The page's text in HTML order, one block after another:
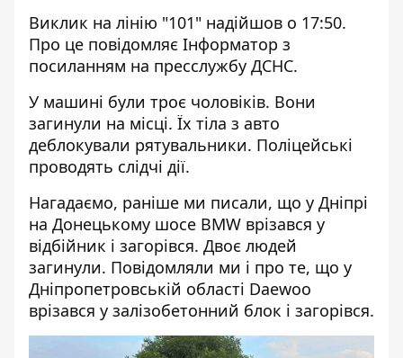
Виклик на лінію "101" надійшов о 17:50.
Про це повідомляє Інформатор з
посиланням на пресслужбу ДСНС.
У машині були троє чоловіків. Вони
загинули на місці. Їх тіла з авто
деблокували рятувальники. Поліцейські
проводять слідчі дії.
Нагадаємо, раніше ми писали, що у Дніпрі
на Донецькому шосе BMW врізався у
відбійник і загорівся. Двоє людей
загинули. Повідомляли ми і про те, що у
Дніпропетровській області Daewoo
врізався у залізобетонний блок і загорівся.